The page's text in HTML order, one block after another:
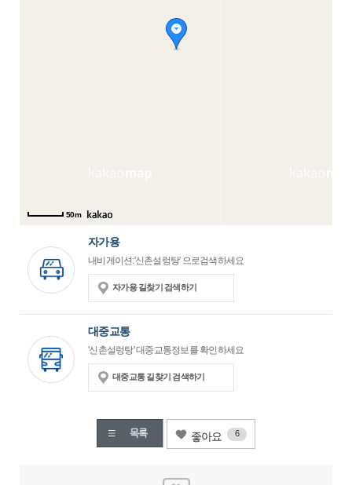
50m
자가용
내비게이션:'신촌설렁탕' 으로검색하세요
자가용 길찾기 검색하기
대중교통
'신촌설렁탕' 대중교통정보를 확인하세요
대중교통 길찾기 검색하기
좋아요 6